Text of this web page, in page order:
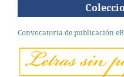
Convocatoria de publicación